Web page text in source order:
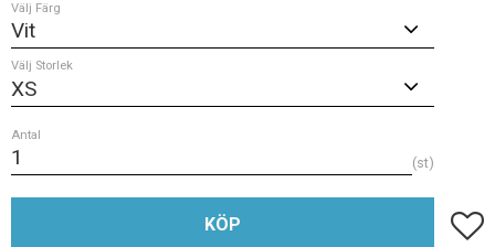
Välj Färg
Välj Storlek
Antal
st
KÖP Lägg